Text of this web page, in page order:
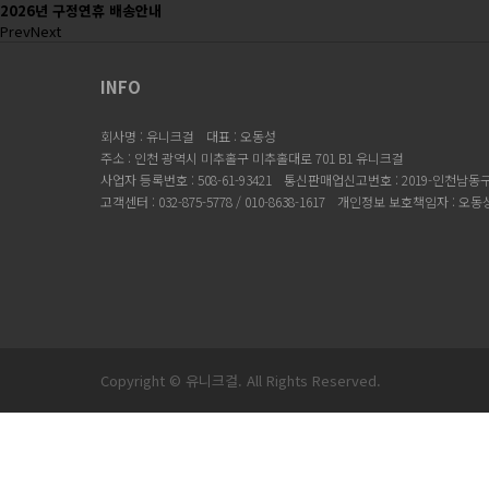
2026년 구정연휴 배송안내
PrevNext
INFO
회사명 : 유니크걸
대표 : 오동성
주소 : 인천 광역시 미추홀구 미추홀대로 701 B1 유니크걸
사업자 등록번호 : 508-61-93421
통신판매업신고번호 : 2019-인천남동
고객센터 : 032-875-5778 / 010-8638-1617
개인정보 보호책임자 : 오동
Copyright © 유니크걸. All Rights Reserved.